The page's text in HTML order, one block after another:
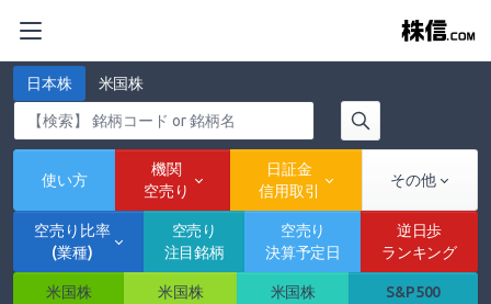
日本株 米国株
使い方
機関
空売り
日証金
信用取引
その他
空売り比率
(業種)
空売り
注目銘柄
空売り
決算予定日
逆日歩
ランキング
米国株
米国株
米国株
S&P500